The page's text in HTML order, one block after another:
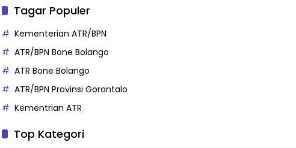
Tagar Populer
Kementerian ATR/BPN
ATR/BPN Bone Bolango
ATR Bone Bolango
ATR/BPN Provinsi Gorontalo
Kementrian ATR
Top Kategori